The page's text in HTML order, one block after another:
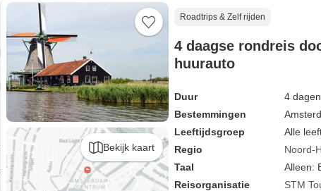
Bekijk kaart
Roadtrips & Zelf rijden
4 daagse rondreis
huurauto
Duur
4 dagen
Bestemmingen
Leeftijdsgroep
Alle
Regio
Noord-
Taal
Alleen:
Reisorganisatie
STM